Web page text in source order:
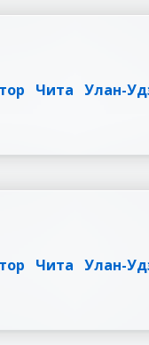
Чита Улан-
Чита Улан-